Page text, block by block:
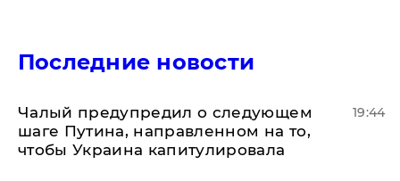
Последние новости
Чалый предупредил о следующем
шаге Путина, направленном на то,
чтобы Украина капитулировала
19:44